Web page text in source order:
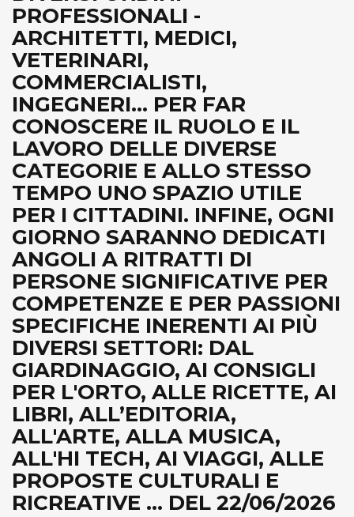
PROFESSIONALI -
ARCHITETTI, MEDICI,
VETERINARI,
COMMERCIALISTI,
INGEGNERI... PER FAR
CONOSCERE IL RUOLO E IL
LAVORO DELLE DIVERSE
CATEGORIE E ALLO STESSO
TEMPO UNO SPAZIO UTILE
PER I CITTADINI. INFINE, OGNI
GIORNO SARANNO DEDICATI
ANGOLI A RITRATTI DI
PERSONE SIGNIFICATIVE PER
COMPETENZE E PER PASSIONI
SPECIFICHE INERENTI AI PIÙ
DIVERSI SETTORI: DAL
GIARDINAGGIO, AI CONSIGLI
PER L'ORTO, ALLE RICETTE, AI
LIBRI, ALL’EDITORIA,
ALL'ARTE, ALLA MUSICA,
ALL'HI TECH, AI VIAGGI, ALLE
PROPOSTE CULTURALI E
RICREATIVE ... DEL 22/06/2026